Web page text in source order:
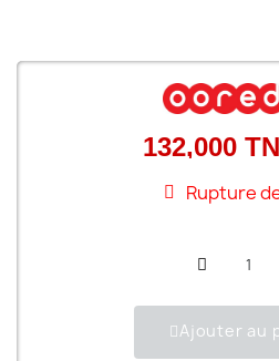
132,000
Rupture
Ajouter au